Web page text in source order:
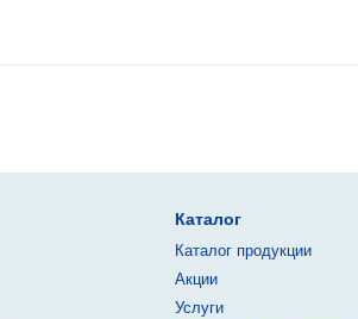
Каталог
Каталог продукции
Акции
Услуги